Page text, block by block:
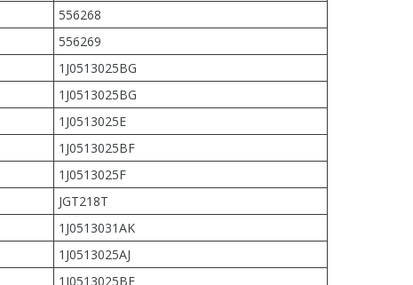
556268
556269
1J0513025BG
1J0513025BG
1J0513025E
1J0513025BF
1J0513025F
JGT218T
1J0513031AK
1J0513025AJ
1J0513025BF